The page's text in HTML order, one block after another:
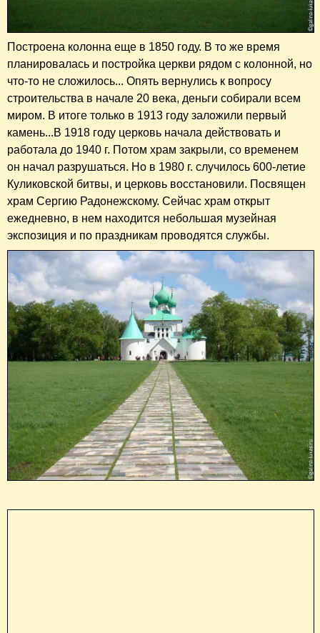
Построена колонна еще в 1850 году. В то же время
планировалась и постройка церкви рядом с колонной, но
что-то не сложилось... Опять вернулись к вопросу
строительства в начале 20 века, деньги собирали всем
миром. В итоге только в 1913 году заложили первый
камень...В 1918 году церковь начала действовать и
работала до 1940 г. Потом храм закрыли, со временем
он начал разрушаться. Но в 1980 г. случилось 600-летие
Куликовской битвы, и церковь восстановили. Посвящен
храм Сергию Радонежскому. Сейчас храм открыт
ежедневно, в нем находится небольшая музейная
экспозиция и по праздникам проводятся службы.